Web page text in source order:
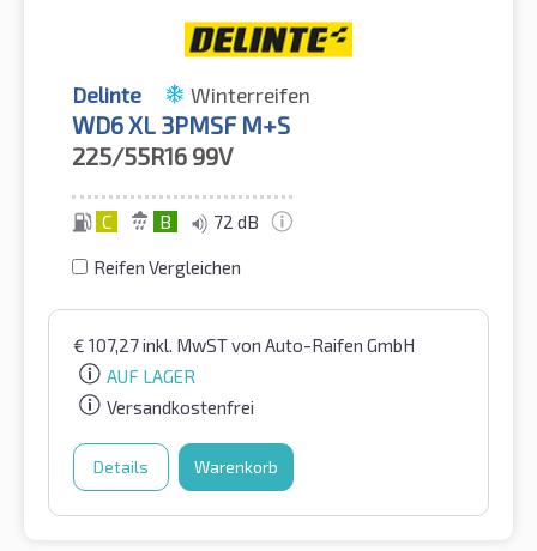
Delinte Winterreifen
WD6 XL 3PMSF M+S
225/55R16 99V
C B 72 dB
Reifen Vergleichen
€ 107,27inkl. MwSTvon Auto-Raifen GmbH
AUF LAGER
Versandkostenfrei
Details Warenkorb